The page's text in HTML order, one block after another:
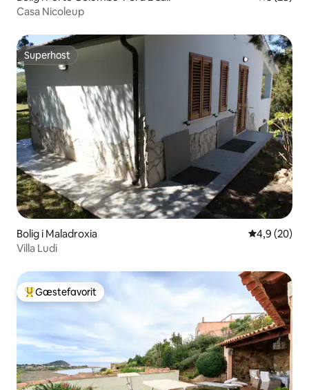
Casa Nicoleup
Superhost
Superhost
Bolig i Maladroxia 4,9 ud af 5 i
4,9 (20)
Villa Ludi
Bedste gæstefavorit
Gæstefavorit